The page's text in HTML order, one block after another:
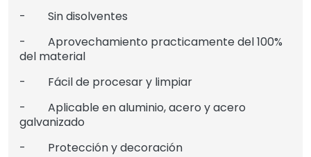
- Sin disolventes
- Aprovechamiento practicamente del 100%
del material
- Fácil de procesar y limpiar
- Aplicable en aluminio, acero y acero
galvanizado
- Protección y decoración